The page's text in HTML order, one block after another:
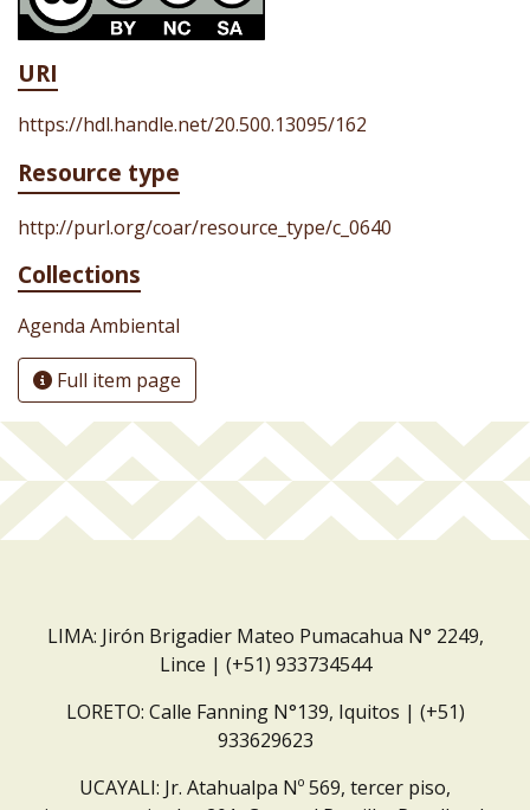
URI
https://hdl.handle.net/20.500.13095/162
Resource type
http://purl.org/coar/resource_type/c_0640
Collections
Agenda Ambiental
Full item page
LIMA: Jirón Brigadier Mateo Pumacahua N° 2249,
Lince | (+51) 933734544
LORETO: Calle Fanning N°139, Iquitos | (+51)
933629623
UCAYALI: Jr. Atahualpa Nº 569, tercer piso,